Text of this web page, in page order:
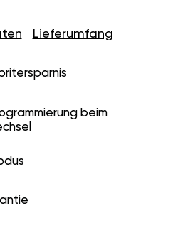
Lieferumfang
beim